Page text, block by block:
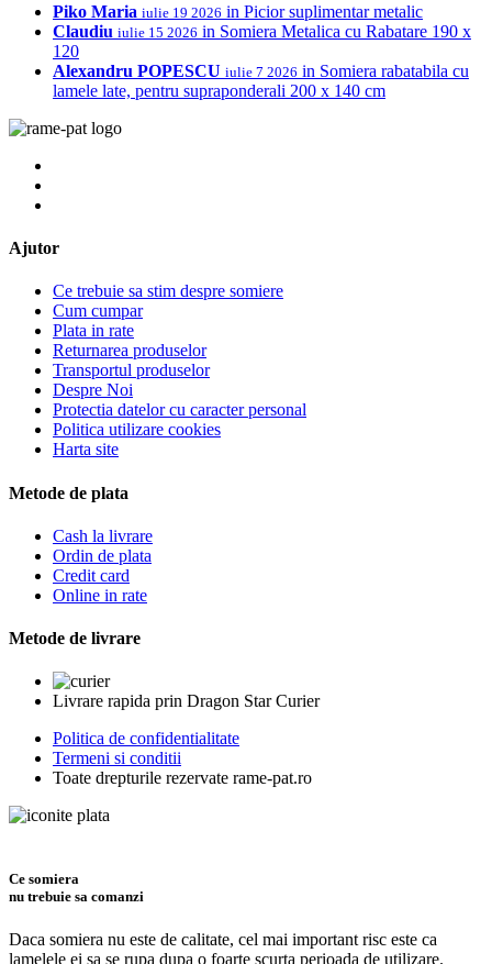
Piko Maria iulie 19 2026 in Picior suplimentar metalic
Claudiu iulie 15 2026 in Somiera Metalica cu Rabatare 190 x
120
Alexandru POPESCU iulie 7 2026 in Somiera rabatabila cu
lamele late, pentru supraponderali 200 x 140 cm
Ajutor
Ce trebuie sa stim despre somiere
Cum cumpar
Plata in rate
Returnarea produselor
Transportul produselor
Despre Noi
Protectia datelor cu caracter personal
Politica utilizare cookies
Harta site
Metode de plata
Cash la livrare
Ordin de plata
Credit card
Online in rate
Metode de livrare
Livrare rapida prin Dragon Star Curier
Politica de confidentialitate
Termeni si conditii
Toate drepturile rezervate rame-pat.ro
Ce somiera
nu trebuie sa comanzi
Daca somiera nu este de calitate, cel mai important risc este ca
lamelele ei sa se rupa dupa o foarte scurta perioada de utilizare.